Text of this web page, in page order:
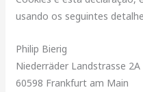
usando os seguintes
Philip Bierig
Niederräder Landstrasse 2A
60598 Frankfurt am Main